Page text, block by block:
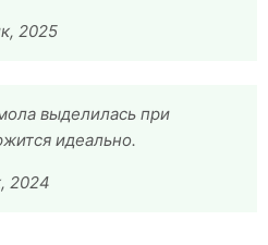
2025
выделилась при
идеально.
2024